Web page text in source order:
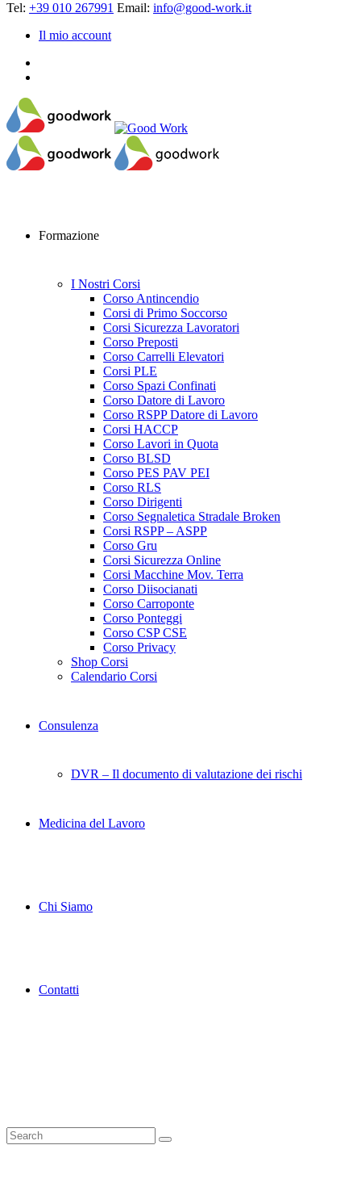
Tel: +39 010 267991 Email: info@good-work.it
Il mio account
Formazione
I Nostri Corsi
Corso Antincendio
Corsi di Primo Soccorso
Corsi Sicurezza Lavoratori
Corso Preposti
Corso Carrelli Elevatori
Corsi PLE
Corso Spazi Confinati
Corso Datore di Lavoro
Corso RSPP Datore di Lavoro
Corsi HACCP
Corso Lavori in Quota
Corso BLSD
Corso PES PAV PEI
Corso RLS
Corso Dirigenti
Corso Segnaletica Stradale Broken
Corsi RSPP – ASPP
Corso Gru
Corsi Sicurezza Online
Corsi Macchine Mov. Terra
Corso Diisocianati
Corso Carroponte
Corso Ponteggi
Corso CSP CSE
Corso Privacy
Shop Corsi
Calendario Corsi
Consulenza
DVR – Il documento di valutazione dei rischi
Medicina del Lavoro
Chi Siamo
Contatti